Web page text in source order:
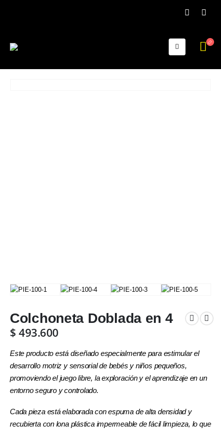
Colchoneta Doblada en 4
$493.600
Este producto está diseñado especialmente para estimular el
desarrollo motriz y sensorial de bebés y niños pequeños,
promoviendo el juego libre, la exploración y el aprendizaje en un
entorno seguro y controlado.
Cada pieza está elaborada con espuma de alta densidad y
recubierta con lona plástica impermeable de fácil limpieza, lo que